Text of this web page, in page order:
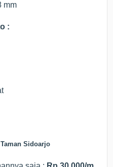
mm
:
Sidoarjo